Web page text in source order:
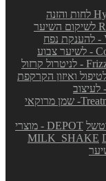
מרוקן אוייל- Treatment Oil- שמן מרוקאי
DEPOT - מוצרי
MILK_SHAKE